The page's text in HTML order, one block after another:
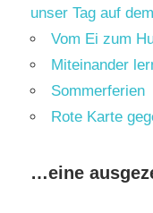
unser Tag auf
Vom Ei zum
Miteinander
Sommerferien
Rote Karte
…eine